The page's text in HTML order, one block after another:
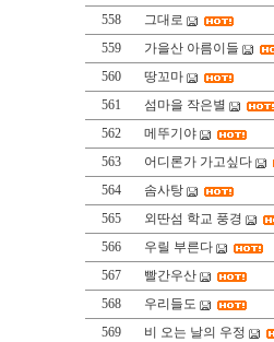
558
그대로
559
가을산 아름이들
560
땅꼬마
561
섬마을 작은별
562
메뚜기야
563
어디론가 가고싶다
564
솜사탕
565
외딴섬 학교 풍경
566
우릴 부른다
567
빨간우산
568
우리들도
569
비 오는 날의 우정